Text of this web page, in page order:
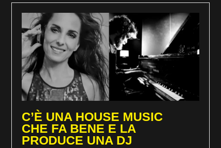
C’È UNA HOUSE MUSIC
CHE FA BENE E LA
PRODUCE UNA DJ